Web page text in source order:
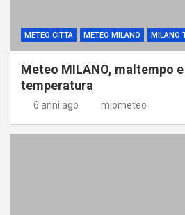
METEO CITTÀ METEO MILANO MILANO
Meteo MILANO, maltempo
temperatura
6 anni ago miometeo